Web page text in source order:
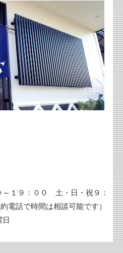
１９：００ 土・日・祝９：
電話で時間は相談可能です）